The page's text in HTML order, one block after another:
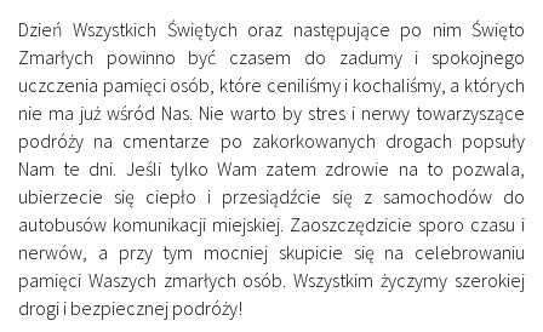
Dzień Wszystkich Świętych oraz następujące po nim Święto
Zmarłych powinno być czasem do zadumy i spokojnego
uczczenia pamięci osób, które ceniliśmy i kochaliśmy, a których
nie ma już wśród Nas. Nie warto by stres i nerwy towarzyszące
podróży na cmentarze po zakorkowanych drogach popsuły
Nam te dni. Jeśli tylko Wam zatem zdrowie na to pozwala,
ubierzecie się ciepło i przesiądźcie się z samochodów do
autobusów komunikacji miejskiej. Zaoszczędzicie sporo czasu i
nerwów, a przy tym mocniej skupicie się na celebrowaniu
pamięci Waszych zmarłych osób. Wszystkim życzymy szerokiej
drogi i bezpiecznej podróży!